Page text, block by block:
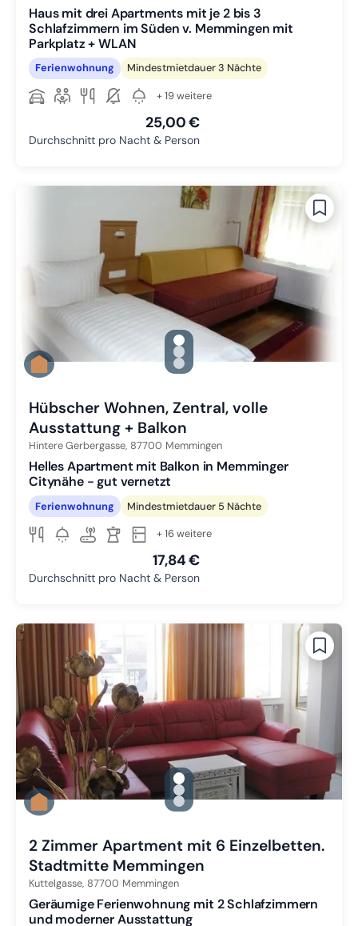
Haus mit drei Apartments mit je 2 bis 3
Schlafzimmern im Süden v. Memmingen mit
Parkplatz + WLAN
Ferienwohnung Mindestmietdauer 3 Nächte
+ 19 weitere
25,00 €
Durchschnitt pro Nacht & Person
gallery.slide_selector
Zu Slide 1 wechseln
Zu Slide 2 wechseln
Zu Slide 3 wechseln
Hübscher Wohnen, Zentral, volle
Ausstattung + Balkon
Hintere Gerbergasse, 87700 Memmingen
Helles Apartment mit Balkon in Memminger
Citynähe - gut vernetzt
Ferienwohnung Mindestmietdauer 5 Nächte
+ 16 weitere
17,84 €
Durchschnitt pro Nacht & Person
gallery.slide_selector
Zu Slide 1 wechseln
Zu Slide 2 wechseln
Zu Slide 3 wechseln
2 Zimmer Apartment mit 6 Einzelbetten.
Stadtmitte Memmingen
Kuttelgasse, 87700 Memmingen
Geräumige Ferienwohnung mit 2 Schlafzimmern
und moderner Ausstattung